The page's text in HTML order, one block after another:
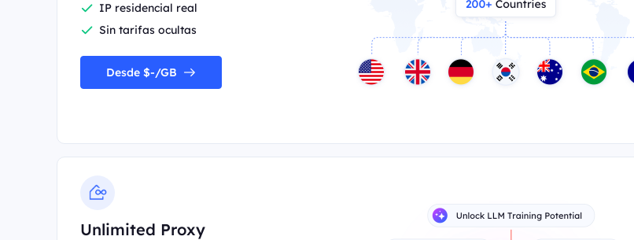
IP residencial real
Sin tarifas ocultas
Desde $-/GB
Unlimited Proxy